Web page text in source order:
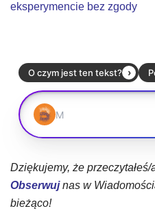
eksperymencie bez zgody
Dziękujemy, że przeczytałeś/
Obserwujnas w
bieżąco!